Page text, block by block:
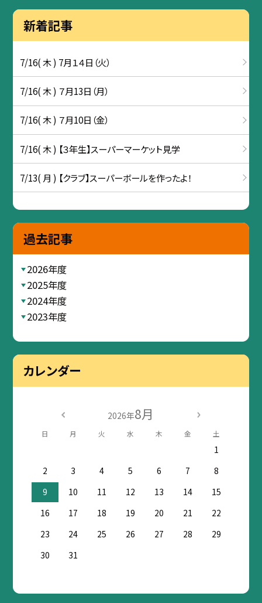
新着記事
7/16( 木 ) 7月１４日（火）
7/16( 木 ) ７月13日（月）
7/16( 木 ) ７月10日（金）
7/16( 木 ) 【３年生】スーパーマーケット見学
7/13( 月 ) 【クラブ】スーパーボールを作ったよ！
過去記事
2026年度
2025年度
2024年度
2023年度
カレンダー
2026年8月
日 月 火 水 木 金 土
1
2
3 4 5 6 7
8
9
10 11 12 13 14
15
16
17 18 19 20 21
22
23
24 25 26 27 28
29
30
31